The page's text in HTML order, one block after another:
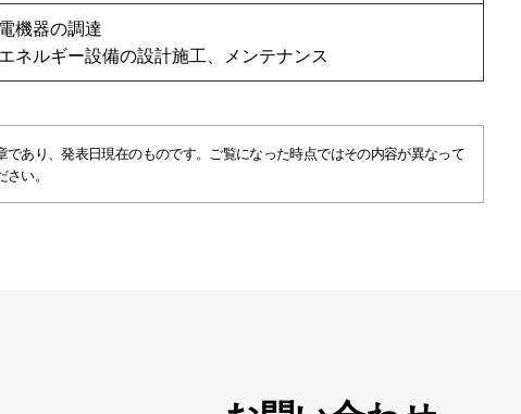
機器の調達
ネルギー設備の設計施工、メンテナンス
あり、発表日現在のものです。ご覧になった時点ではその内容が異なって
い。